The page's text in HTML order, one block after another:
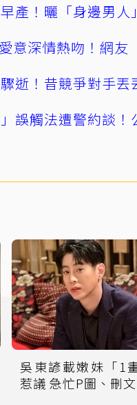
產！曬「身邊男人
意深情熱吻！網友
逝！昔競爭對手丟
誤觸法遭警約談！
吳東諺載嫩妹「1畫
惹議 急忙P圖、刪文